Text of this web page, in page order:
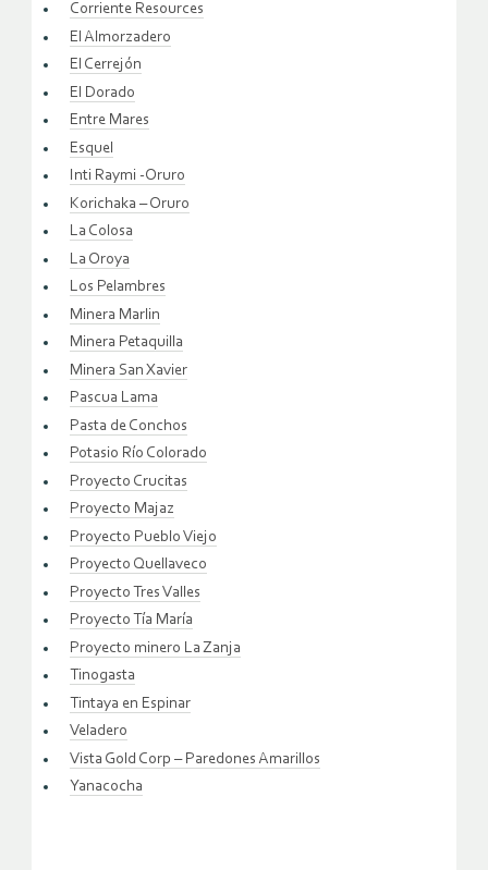
Corriente Resources
El Almorzadero
El Cerrejón
El Dorado
Entre Mares
Esquel
Inti Raymi -Oruro
Korichaka – Oruro
La Colosa
La Oroya
Los Pelambres
Minera Marlin
Minera Petaquilla
Minera San Xavier
Pascua Lama
Pasta de Conchos
Potasio Río Colorado
Proyecto Crucitas
Proyecto Majaz
Proyecto Pueblo Viejo
Proyecto Quellaveco
Proyecto Tres Valles
Proyecto Tía María
Proyecto minero La Zanja
Tinogasta
Tintaya en Espinar
Veladero
Vista Gold Corp – Paredones Amarillos
Yanacocha